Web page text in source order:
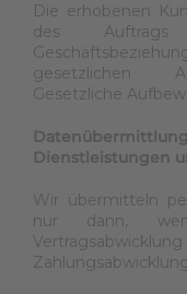
Die erhobenen
des
gesetzlichen
Gesetzliche
Dienstleistungen
Wir übermitteln
nur dann,